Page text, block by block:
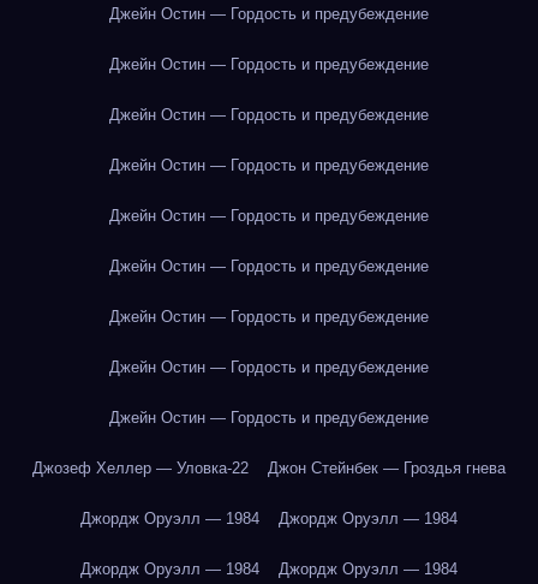
Джейн Остин — Гордость и предубеждение
Джейн Остин — Гордость и предубеждение
Джейн Остин — Гордость и предубеждение
Джейн Остин — Гордость и предубеждение
Джейн Остин — Гордость и предубеждение
Джейн Остин — Гордость и предубеждение
Джейн Остин — Гордость и предубеждение
Джейн Остин — Гордость и предубеждение
Джейн Остин — Гордость и предубеждение
Джозеф Хеллер — Уловка-22 Джон Стейнбек — Гроздья гнева
Джордж Оруэлл — 1984 Джордж Оруэлл — 1984
Джордж Оруэлл — 1984 Джордж Оруэлл — 1984